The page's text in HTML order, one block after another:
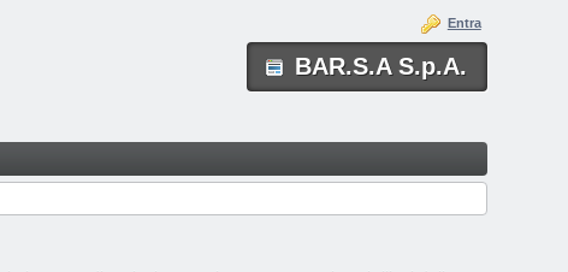
BAR.S.A S.p.A.
Entra